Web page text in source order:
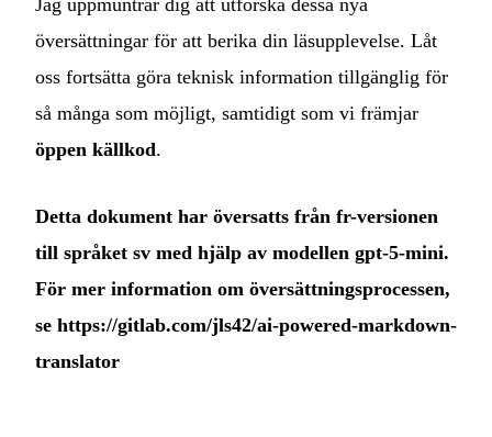
översättningar för att berika din läsupplevelse. Låt
oss fortsätta göra teknisk information tillgänglig för
så många som möjligt, samtidigt som vi främjar
öppen källkod.
Detta dokument har översatts från fr-versionen
till språket sv med hjälp av modellen gpt-5-mini.
För mer information om översättningsprocessen,
se https://gitlab.com/jls42/ai-powered-markdown-
translator